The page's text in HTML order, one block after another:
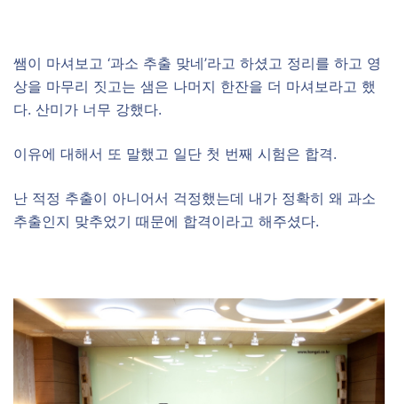
쌤이 마셔보고 ‘과소 추출 맞네’라고 하셨고 정리를 하고 영
상을 마무리 짓고는 샘은 나머지 한잔을 더 마셔보라고 했
다. 산미가 너무 강했다.
이유에 대해서 또 말했고 일단 첫 번째 시험은 합격.
난 적정 추출이 아니어서 걱정했는데 내가 정확히 왜 과소
추출인지 맞추었기 때문에 합격이라고 해주셨다.